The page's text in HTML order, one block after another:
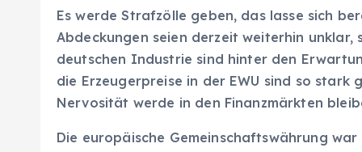
Es werde Strafzölle geben, das lasse sich
Abdeckungen seien derzeit weiterhin unklar,
deutschen Industrie sind hinter den
die Erzeugerpreise in der EWU sind so
Nervosität werde in den Finanzmärkten
Die europäische Gemeinschaftswährung